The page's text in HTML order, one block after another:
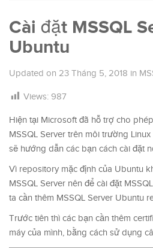
Cài đặt MSSQL
Ubuntu
Updated on 23 Tháng 5, 2018 in
Views: 987
Hiện tại Microsoft đã hỗ trợ cho
MSSQL Server trên môi trường
sẽ hướng dẫn các bạn cách cài đặt
Vì repository mặc định của Ubuntu
MSSQL Server nên để cài đặt
ta cần thêm MSSQL Server Ubuntu
Trước tiên thì các bạn cần thêm
máy của mình, bằng cách sử dụng